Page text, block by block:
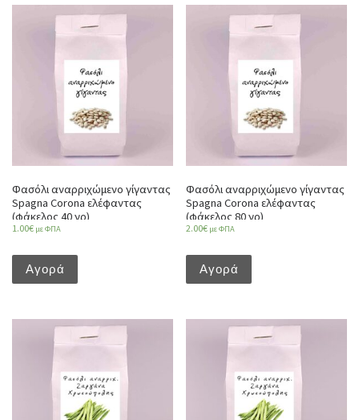
Φασόλι αναρριχώμενο γίγαντας
Spagna Corona ελέφαντας
(φάκελος 40 γρ)
1.00€ με ΦΠΑ
Αγορά
Φασόλι αναρριχώμενο γίγαντας
Spagna Corona ελέφαντας
(φάκελος 80 γρ)
2.00€ με ΦΠΑ
Αγορά